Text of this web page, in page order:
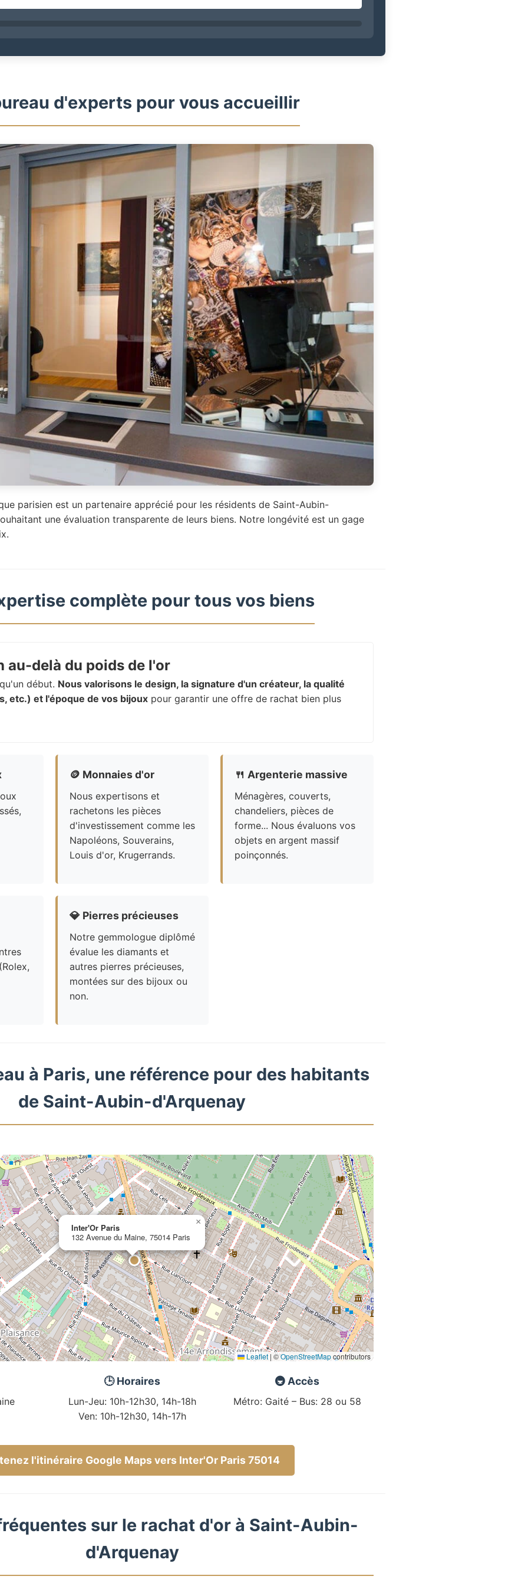
d'experts pour vous accueillir
parisien est un partenaire apprécié pour les résidents de Saint-Aubin-
une évaluation transparente de leurs biens. Notre longévité est un gage
complète pour tous vos biens
delà du poids de l'or
début. Nous valorisons le design, la signature d'un créateur, la qualité
etc.) et l'époque de vos bijoux pour garantir une offre de rachat bien plus
🪙 Monnaies d'or
Nous expertisons et
rachetons les pièces
d'investissement comme les
Napoléons, Souverains,
Louis d'or, Krugerrands.
🍴 Argenterie massive
Ménagères, couverts,
chandeliers, pièces de
forme... Nous évaluons vos
objets en argent massif
poinçonnés.
💎 Pierres précieuses
Notre gemmologue diplômé
évalue les diamants et
autres pierres précieuses,
montées sur des bijoux ou
non.
à Paris, une référence pour des habitants
de Saint-Aubin-d'Arquenay
Inter'Or Paris
132 Avenue du Maine, 75014 Paris
×
Leaflet | ©OpenStreetMapcontributors
🕒 Horaires
Lun-Jeu: 10h-12h30, 14h-18h
Ven: 10h-12h30, 14h-17h
🚇 Accès
Métro: Gaité – Bus: 28 ou 58
l'itinéraire Google Maps vers Inter'Or Paris 75014
sur le rachat d'or à Saint-Aubin-
d'Arquenay